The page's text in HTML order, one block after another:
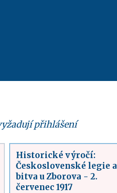
přihlášení
Historické výročí:
Československé legie a
bitva u Zborova - 2.
červenec 1917